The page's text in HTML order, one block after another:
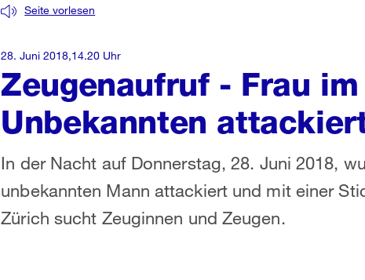
Zeugenaufruf - Frau
Unbekannten
Seite vorlesen
In der Nacht auf Donnerstag, 28. Juni 2018,
unbekannten Mann attackiert und mit einer
Zürich sucht Zeuginnen und Zeugen.
28. Juni 2018,14.20 Uhr